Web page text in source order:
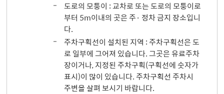
도로의 모퉁이 : 교차로 또는 도로의 모퉁이로
부터 5m이내의 곳은 주· 정차 금지 장소입니
다.
주차구획선이 설치된 지역 : 주차구획선은 도
로 일부에 그어져 있습니다. 그곳은 유료주차
장이거나, 지정된 주차구획(구획선에 숫자가
표시)이 많이 있습니다. 주차구획선 주차시
주변을 살펴 보시기 바랍니다.